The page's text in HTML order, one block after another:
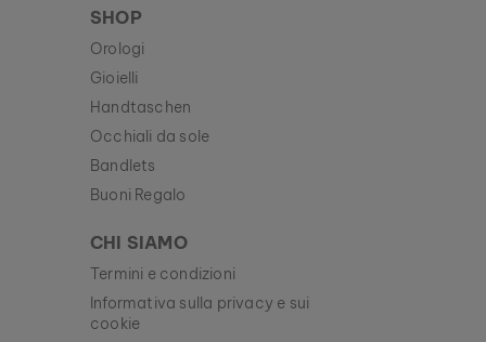
SHOP
Orologi
Gioielli
Handtaschen
Occhiali da sole
Bandlets
Buoni Regalo
CHI SIAMO
Termini e condizioni
Informativa sulla privacy e sui
cookie